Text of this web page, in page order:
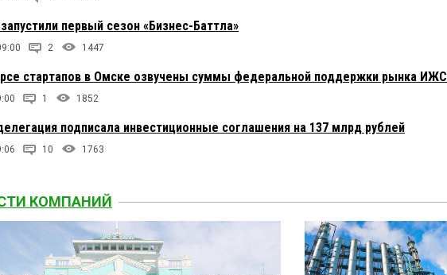
первый сезон «Бизнес-Баттла»
2 1447
стартапов в Омске озвучены суммы федеральной поддержки рынка ИЖС
1 1852
подписала инвестиционные соглашения на 137 млрд рублей
10 1763
КОМПАНИЙ